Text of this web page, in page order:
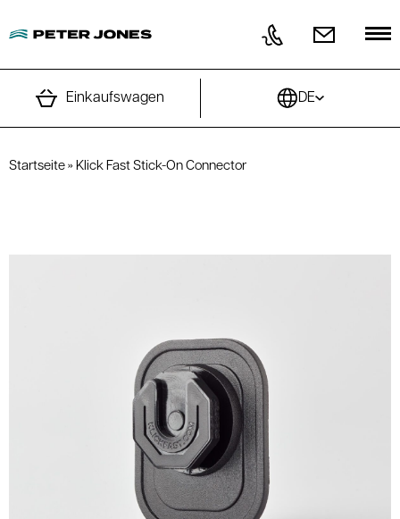
Einkaufswagen DE
Startseite » Klick Fast Stick-On Connector